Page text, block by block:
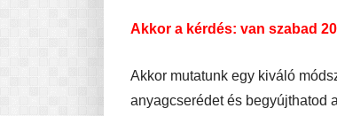
Akkor a kérdés: van szabad
Akkor mutatunk egy kiváló
anyagcserédet és begyújthatod